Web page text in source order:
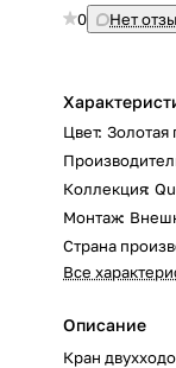
0 Нет
Цвет: Золотая
Коллекция:
Монтаж:
Страна
Все
Описание
Кран